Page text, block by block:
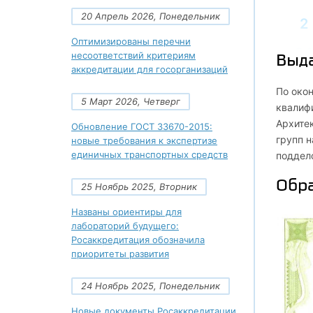
20 Апрель 2026, Понедельник
Оптимизированы перечни
несоответствий критериям
аккредитации для госорганизаций
5 Март 2026, Четверг
Обновление ГОСТ 33670-2015:
новые требования к экспертизе
единичных транспортных средств
25 Ноябрь 2025, Вторник
Названы ориентиры для
лабораторий будущего:
Росаккредитация обозначила
приоритеты развития
24 Ноябрь 2025, Понедельник
2
2.1
3
3.1
3.3
По
групп